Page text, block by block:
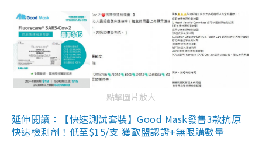
點擊圖片放大
延伸閱讀：【快速測試套裝】Good Mask發售3款抗原
快速檢測劑！低至$15/支 獲歐盟認證+無限購數量